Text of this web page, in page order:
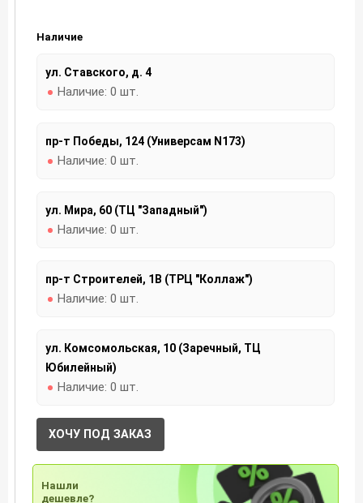
Наличие
ул. Ставского, д. 4
Наличие: 0 шт.
пр-т Победы, 124 (Универсам N173)
Наличие: 0 шт.
ул. Мира, 60 (ТЦ "Западный")
Наличие: 0 шт.
пр-т Строителей, 1В (ТРЦ "Коллаж")
Наличие: 0 шт.
ул. Комсомольская, 10 (Заречный, ТЦ
Юбилейный)
Наличие: 0 шт.
ХОЧУ ПОД ЗАКАЗ
Нашли
дешевле?